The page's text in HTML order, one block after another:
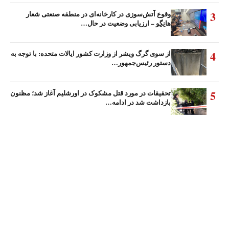
3
وقوع آتش‌سوزی در کارخانه‌ای در منطقه صنعتی شعار
هانِگِو – ارزیابی وضعیت در حال…
4
از سوی گرگ ویشر از وزارت کشور ایالات متحده: با توجه به
دستور رئیس‌جمهور…
5
تحقیقات در مورد قتل مشکوک در اورشلیم آغاز شد؛ مظنون
بازداشت شد در ادامه…